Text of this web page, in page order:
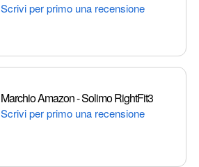
Scrivi per primo una recensione
Marchio Amazon - Solimo RightFit3
Scrivi per primo una recensione